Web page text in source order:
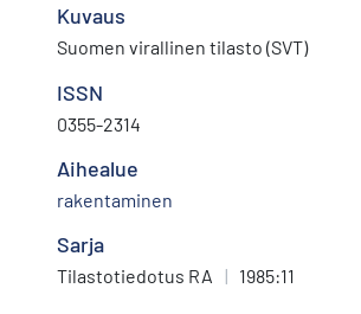
Kuvaus
Suomen virallinen tilasto (SVT)
ISSN
0355-2314
Aihealue
rakentaminen
Sarja
Tilastotiedotus RA | 1985:11